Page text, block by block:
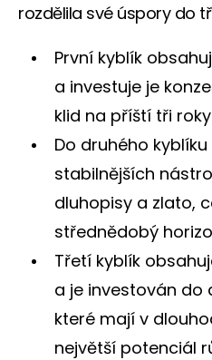
rozdělila své úspory do
První kyblík
a investuje je
klid na příští tři
Do druhého
stabilnějších
dluhopisy a zlato,
střednědobý
Třetí kyblík
a je investován do
které mají v
největší potenciál